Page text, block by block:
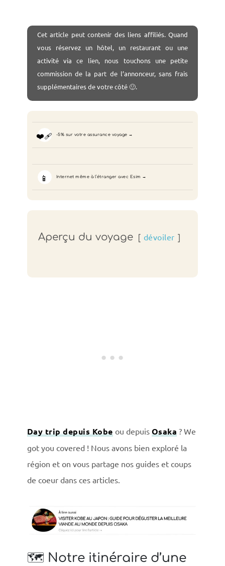
Cet article peut contenir des liens affiliés. Quand
vous réservez un hôtel, un restaurant ou une
activité via ce lien, nous touchons une petite
commission de la part de l’annonceur, sans frais
supplémentaires de votre côté 🙂.
❤️‍🩹 -5% sur votre assurance voyage
📱 Internet même à l’étranger avec Esim
Aperçu du voyage dévoiler
Day trip depuis Kobe ou depuis Osaka ? We
got you covered ! Nous avons bien exploré la
région et on vous partage nos guides et coups
de coeur dans ces articles.
🗺️ Notre itinéraire d’une